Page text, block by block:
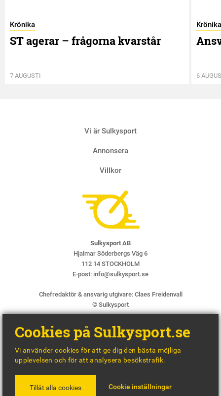
Krönika
ST agerar – frågorna kvarstår
7 AUGUSTI
Krönika
6
Vi är Sulkysport
Annonsera
Villkor
Sulkysport AB
Hjalmar Söderbergs Väg 6
112 14 STOCKHOLM
E-post: info@sulkysport.se
Chefredaktör & ansvarig utgivare: Claes Freidenvall
© Sulkysport
BY
Cookies på Sulkysport.se
Vi använder cookies för att ge dig den bästa möjliga
upplevelsen och för att analysera besökstrafik.
Tillåt alla cookies Cookie inställningar